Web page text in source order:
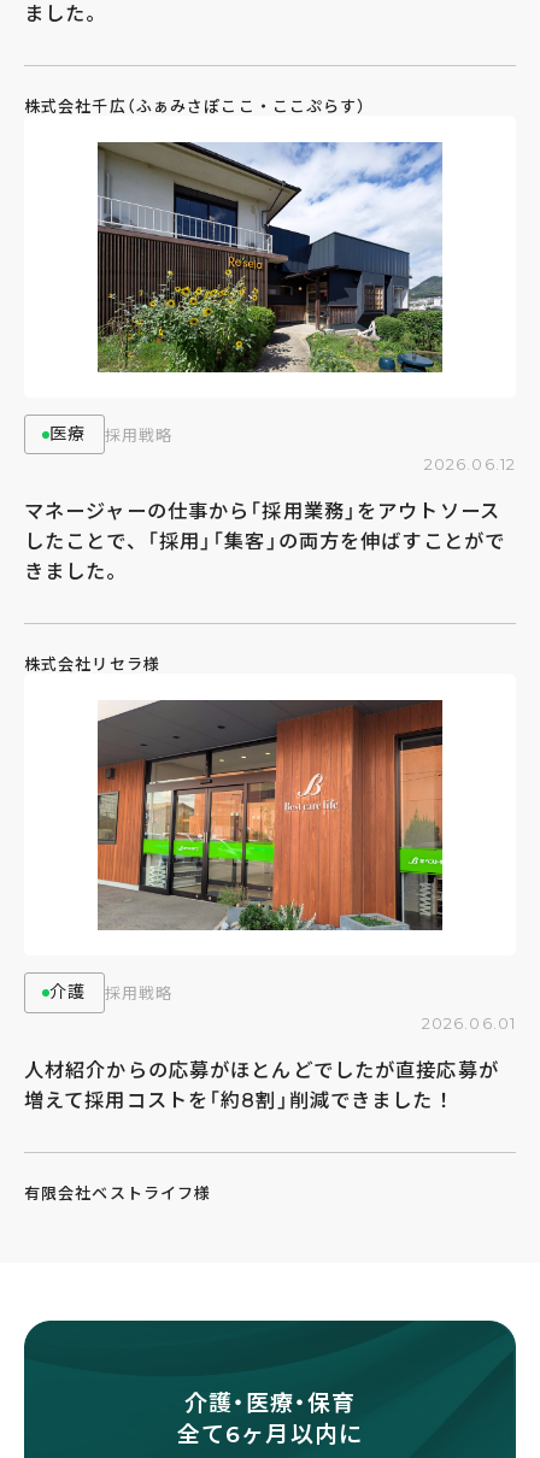
ました。
株式会社千広（ふぁみさぽここ・ここぷらす）
医療
採用戦略
2026.06.12
マネージャーの仕事から「採用業務」をアウトソース
したことで、「採用」「集客」の両方を伸ばすことがで
きました。
株式会社リセラ様
介護
採用戦略
2026.06.01
人材紹介からの応募がほとんどでしたが直接応募が
増えて採用コストを「約8割」削減できました！
有限会社ベストライフ様
介護・医療・保育
全て6ヶ月以内に